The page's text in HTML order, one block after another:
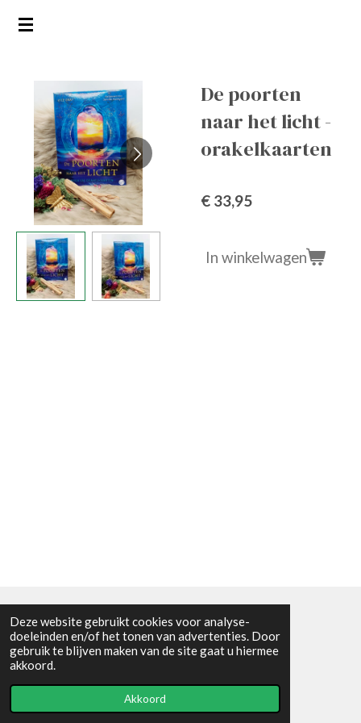
Deze website gebruikt cookies voor analyse-
doeleinden en/of het tonen van advertenties. Door
gebruik te blijven maken van de site gaat u hiermee
akkoord.
Akkoord
Ga
hoofdinhoud
De poorten
naar het licht -
orakelkaarten
€ 33,95
In winkelwagen
Algemene voorwaarden
© 2021 - RC en mineralenshop Het vlinderpad